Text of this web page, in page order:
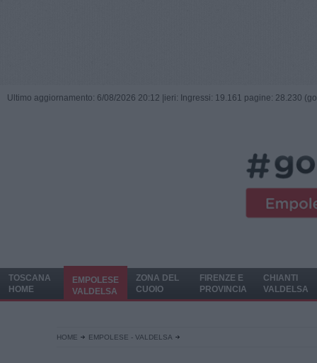
Ultimo aggiornamento: 6/08/2026 20:12 | ieri: Ingressi: 19.161 pagine: 28.230
TOSCANA
HOME
EMPOLESE
VALDELSA
ZONA DEL
CUOIO
FIRENZE E
PROVINCIA
CHIANTI
VALDELSA
HOME EMPOLESE - VALDELSA